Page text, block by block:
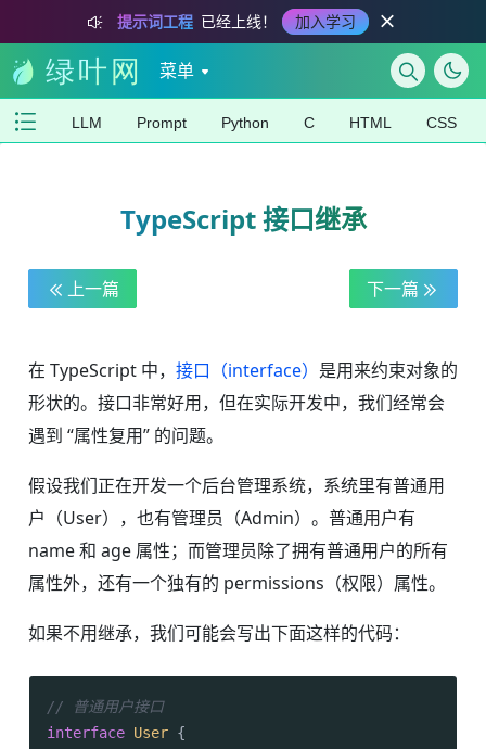
提示词工程 已经上线！ 加入学习
菜单
LLM Prompt Python C HTML CSS
TypeScript 接口继承
上一篇 下一篇
在 TypeScript 中， 接口（interface） 是用来约束对象的
形状的。接口非常好用，但在实际开发中，我们经常会
遇到 “属性复用” 的问题。
假设我们正在开发一个后台管理系统，系统里有普通用
户（User），也有管理员（Admin）。普通用户有
name 和 age 属性；而管理员除了拥有普通用户的所有
属性外，还有一个独有的 permissions（权限）属性。
如果不用继承，我们可能会写出下面这样的代码：
// 普通用户接口
interface User {